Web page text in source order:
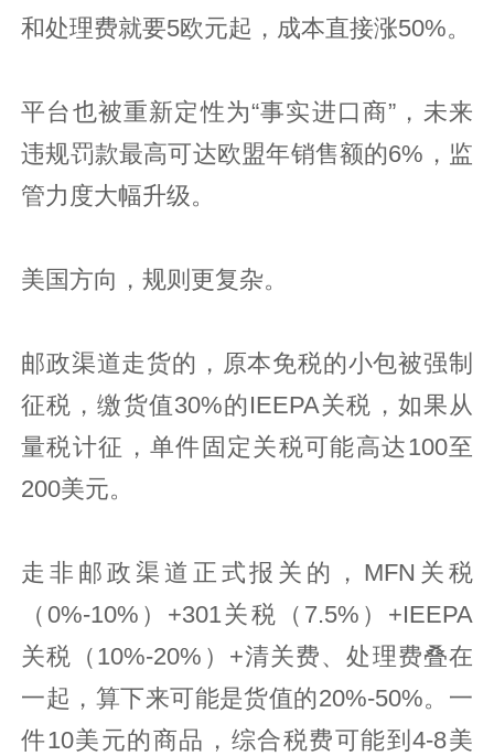
和处理费就要5欧元起，成本直接涨50%。
平台也被重新定性为“事实进口商”，未来
违规罚款最高可达欧盟年销售额的6%，监
管力度大幅升级。
美国方向，规则更复杂。
邮政渠道走货的，原本免税的小包被强制
征税，缴货值30%的IEEPA关税，如果从
量税计征，单件固定关税可能高达100至
200美元。
走非邮政渠道正式报关的，MFN关税
（0%-10%）+301关税（7.5%）+IEEPA
关税（10%-20%）+清关费、处理费叠在
一起，算下来可能是货值的20%-50%。一
件10美元的商品，综合税费可能到4-8美